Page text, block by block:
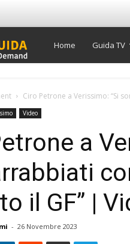
Super
Home Guida TV
Ciro Petrone a Verissimo: “Si
Video
a
il GF” |
- 26 Novembre 2023